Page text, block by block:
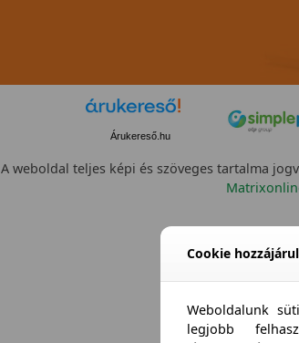
Árukereső.hu
A weboldal teljes képi és szöveges tartalma
Cookie
Weboldalunk
legjobb